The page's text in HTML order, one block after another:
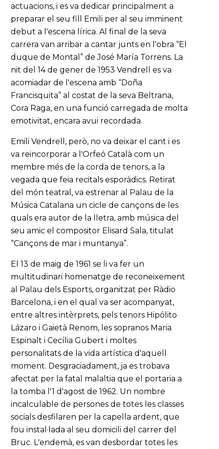
actuacions, i es va dedicar principalment a
preparar el seu fill Emili per al seu imminent
debut a l'escena lírica. Al final de la seva
carrera van arribar a cantar junts en l'obra “El
duque de Montal” de José María Torrens. La
nit del 14 de gener de 1953 Vendrell es va
acomiadar de l'escena amb “Doña
Francisquita” al costat de la seva Beltrana,
Cora Raga, en una funció carregada de molta
emotivitat, encara avui recordada.
Emili Vendrell, però, no va deixar el cant i es
va reincorporar a l'Orfeó Català com un
membre més de la corda de tenors, a la
vegada que feia recitals esporàdics. Retirat
del món teatral, va estrenar al Palau de la
Música Catalana un cicle de cançons de les
quals era autor de la lletra, amb música del
seu amic el compositor Elisard Sala, titulat
“Cançons de mar i muntanya”.
El 13 de maig de 1961 se li va fer un
multitudinari homenatge de reconeixement
al Palau dels Esports, organitzat per Ràdio
Barcelona, i en el qual va ser acompanyat,
entre altres intèrprets, pels tenors Hipólito
Lázaro i Gaietà Renom, les sopranos Maria
Espinalt i Cecília Gubert i moltes
personalitats de la vida artística d'aquell
moment. Desgraciadament, ja es trobava
afectat per la fatal malaltia que el portaria a
la tomba l'1 d'agost de 1962. Un nombre
incalculable de persones de totes les classes
socials desfilaren per la capella ardent, que
fou instal·lada al seu domicili del carrer del
Bruc. L'endemà, es van desbordar totes les